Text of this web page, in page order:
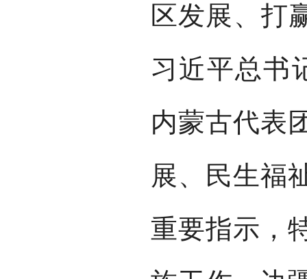
区发展、打
习近平总书
内蒙古代表
展、民生福
重要指示，